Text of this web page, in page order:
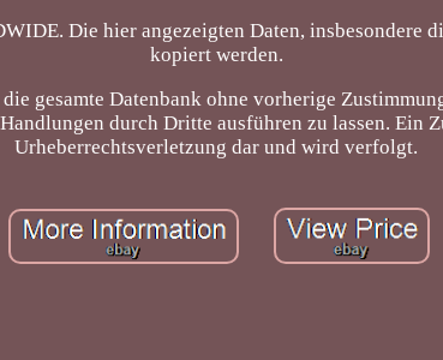
Die hier angezeigten Daten, insbesondere
kopiert werden.
gesamte Datenbank ohne vorherige
durch Dritte ausführen zu lassen. Ein
Urheberrechtsverletzung dar und wird verfolgt.